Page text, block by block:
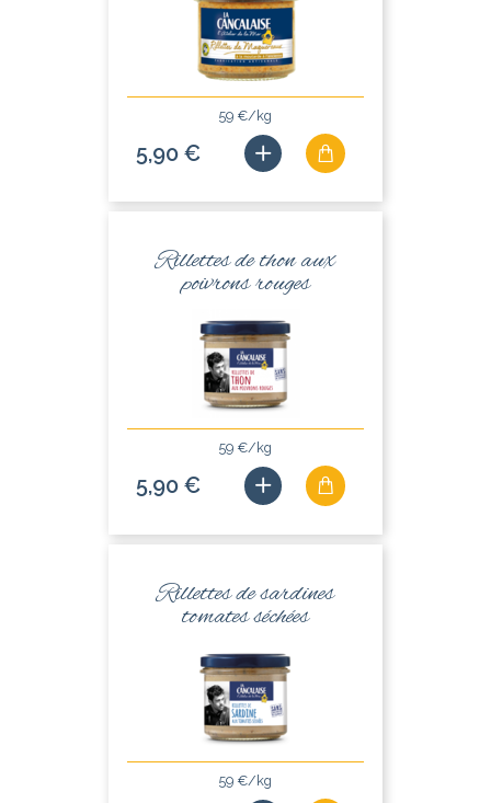
59 €/kg
5,90 €
Rillettes de thon aux
poivrons rouges
59 €/kg
5,90 €
Rillettes de sardines
tomates séchées
59 €/kg